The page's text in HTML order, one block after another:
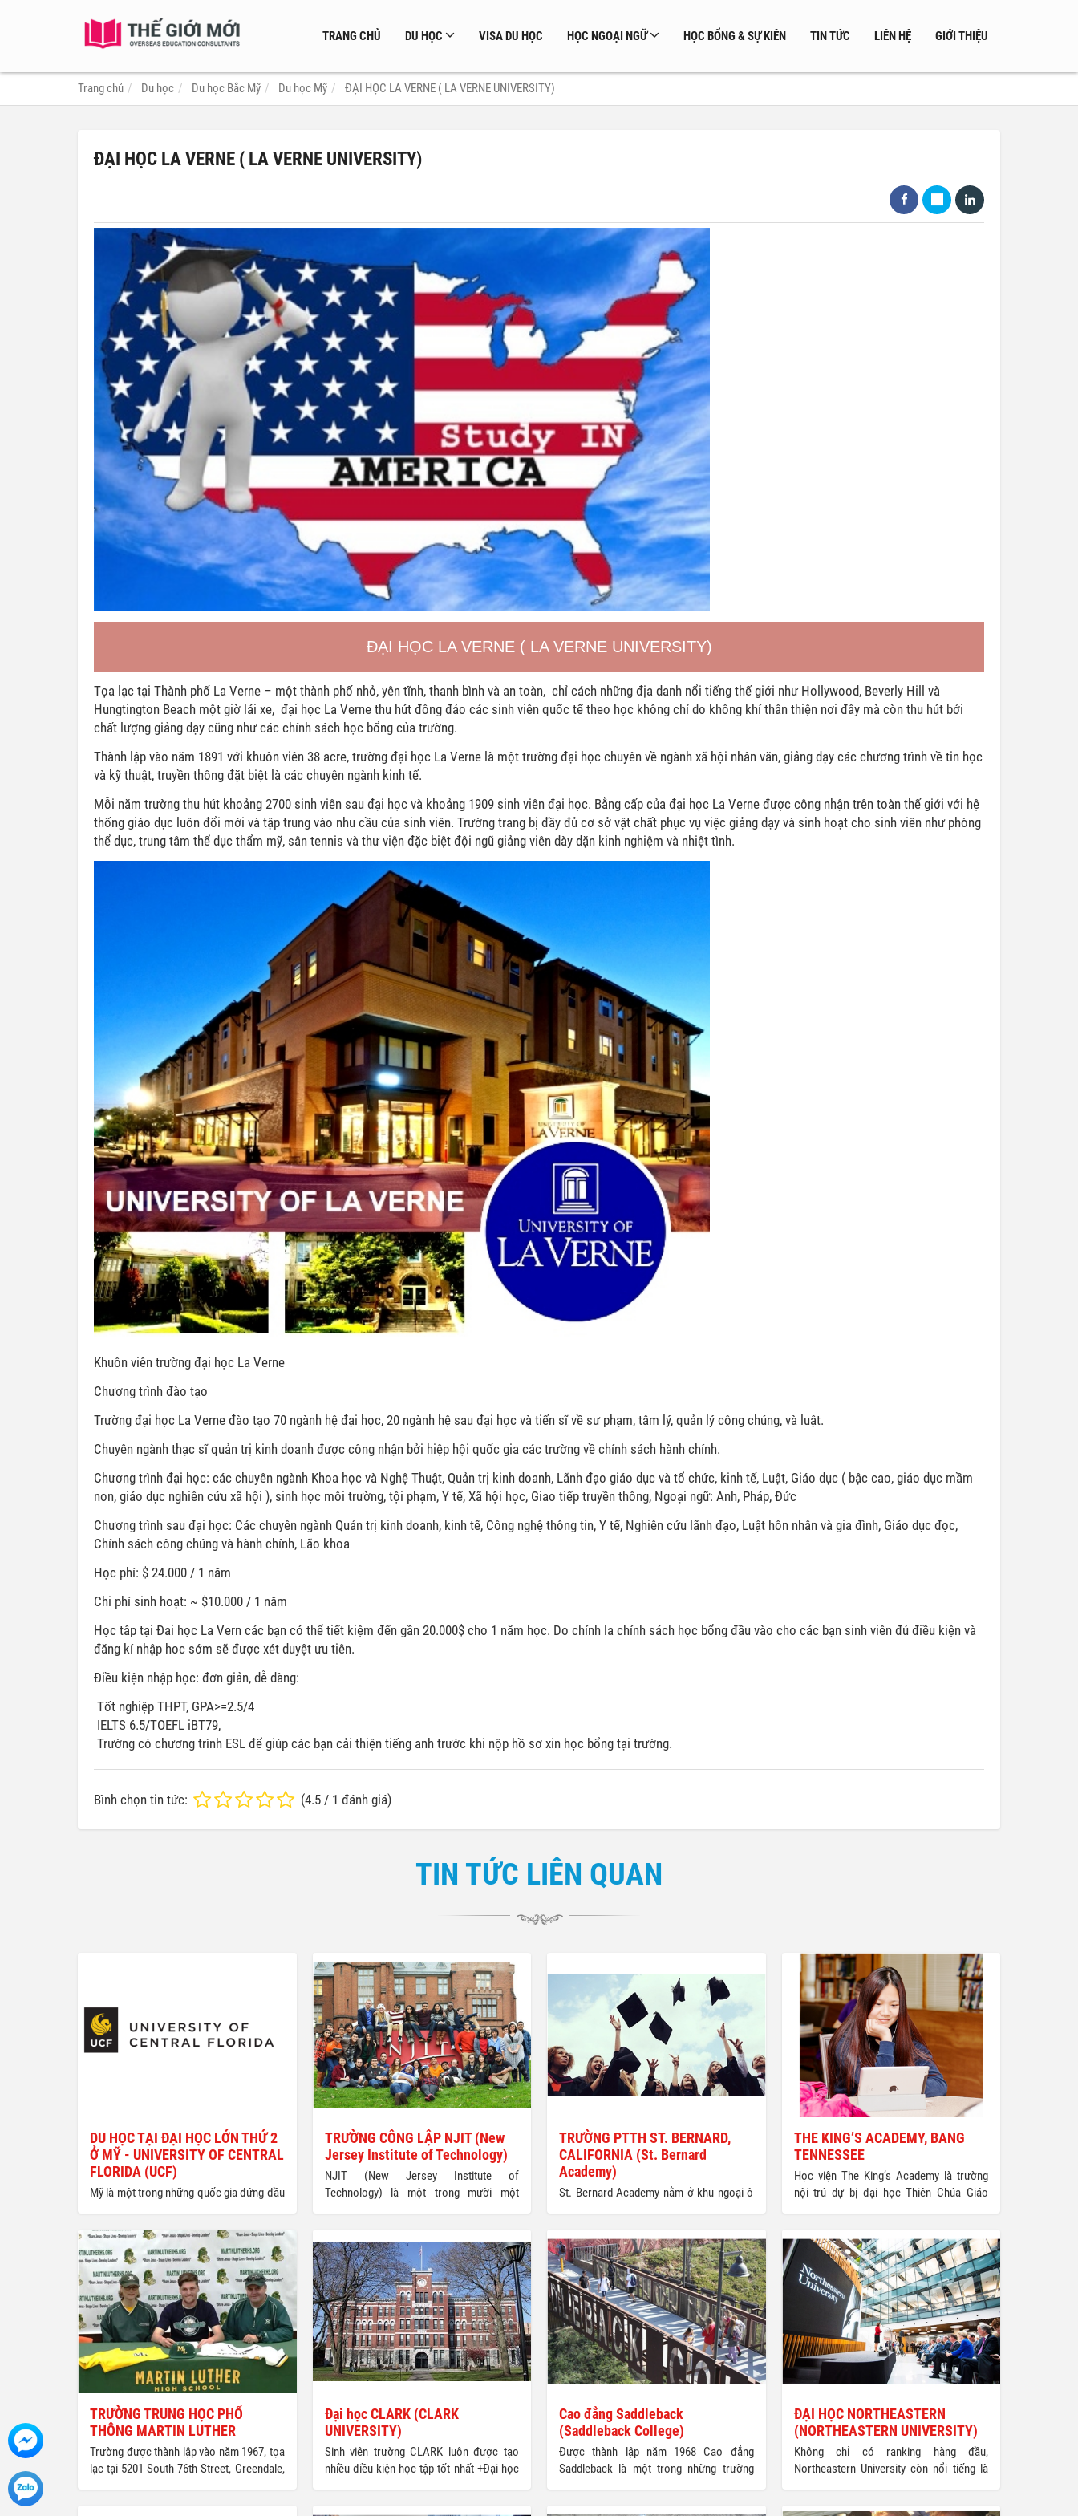
TRANG CHỦ DU HỌC VISA DU HỌC HỌC NGOẠI NGỮ HỌC BỔNG & SỰ KIÊN TIN TỨC LIÊN HỆ GIỚI THIỆU
Trang chủ Du học Du học Bắc Mỹ Du học Mỹ ĐẠI HỌC LA VERNE ( LA VERNE UNIVERSITY)
ĐẠI HỌC LA VERNE ( LA VERNE UNIVERSITY)
ĐẠI HỌC LA VERNE ( LA VERNE UNIVERSITY)
Tọa lạc tại Thành phố La Verne – một thành phố nhỏ, yên tĩnh, thanh bình và an toàn, chỉ cách những địa danh nổi tiếng thế giới như Hollywood, Beverly Hill và
Hungtington Beach một giờ lái xe, đại học La Verne thu hút đông đảo các sinh viên quốc tế theo học không chỉ do không khí thân thiện nơi đây mà còn thu hút bởi
chất lượng giảng dạy cũng như các chính sách học bổng của trường.
Thành lập vào năm 1891 với khuôn viên 38 acre, trường đại học La Verne là một trường đại học chuyên về ngành xã hội nhân văn, giảng dạy các chương trình về tin học
và kỹ thuật, truyền thông đặt biệt là các chuyên ngành kinh tế.
Mỗi năm trường thu hút khoảng 2700 sinh viên sau đại học và khoảng 1909 sinh viên đại học. Bằng cấp của đại học La Verne được công nhận trên toàn thế giới với hệ
thống giáo dục luôn đổi mới và tập trung vào nhu cầu của sinh viên. Trường trang bị đầy đủ cơ sở vật chất phục vụ việc giảng dạy và sinh hoạt cho sinh viên như phòng
thể dục, trung tâm thể dục thẩm mỹ, sân tennis và thư viện đặc biệt đội ngũ giảng viên dày dặn kinh nghiệm và nhiệt tình.
Khuôn viên trường đại học La Verne
Chương trình đào tạo
Trường đại học La Verne đào tạo 70 ngành hệ đại học, 20 ngành hệ sau đại học và tiến sĩ về sư phạm, tâm lý, quản lý công chúng, và luật.
Chuyên ngành thạc sĩ quản trị kinh doanh được công nhận bởi hiệp hội quốc gia các trường về chính sách hành chính.
Chương trình đại học: các chuyên ngành Khoa học và Nghệ Thuật, Quản trị kinh doanh, Lãnh đạo giáo dục và tổ chức, kinh tế, Luật, Giáo dục ( bậc cao, giáo dục mầm
non, giáo dục nghiên cứu xã hội ), sinh học môi trường, tội phạm, Y tế, Xã hội học, Giao tiếp truyền thông, Ngoại ngữ: Anh, Pháp, Đức
Chương trình sau đại học: Các chuyên ngành Quản trị kinh doanh, kinh tế, Công nghệ thông tin, Y tế, Nghiên cứu lãnh đạo, Luật hôn nhân và gia đình, Giáo dục đọc,
Chính sách công chúng và hành chính, Lão khoa
Học phí: $ 24.000 / 1 năm
Chi phí sinh hoạt: ~ $10.000 / 1 năm
Học tâp tại Đai học La Vern các bạn có thể tiết kiệm đến gần 20.000$ cho 1 năm học. Do chính la chính sách học bổng đầu vào cho các bạn sinh viên đủ điều kiện và
đăng kí nhập hoc sớm sẽ được xét duyệt ưu tiên.
Điều kiện nhập học: đơn giản, dễ dàng:
Tốt nghiệp THPT, GPA>=2.5/4
IELTS 6.5/TOEFL iBT79,
Trường có chương trình ESL để giúp các bạn cải thiện tiếng anh trước khi nộp hồ sơ xin học bổng tại trường.
Bình chọn tin tức: (4.5 / 1 đánh giá)
TIN TỨC LIÊN QUAN
DU HỌC TẠI ĐẠI HỌC LỚN THỨ 2
Ở MỸ - UNIVERSITY OF CENTRAL
FLORIDA (UCF)
Mỹ là một trong những quốc gia đứng đầu
học đến các học viện. Hôm nay, Thế Giới
Mới xin giới thiệu một trong những trường
đại học nhận được đánh giá rất cao ở Mỹ -
Trường đại học Central Florida.
TRƯỜNG CÔNG LẬP NJIT (New
Jersey Institute of Technology)
NJIT (New Jersey Institute of
Technology) là một trong mười một
nghiệp tại trường GIỚI THIỆU CHUNG VỀ
NJIT ► Là một trong những trường đại
học bách khoa hàng đầu quốc gia, đứng
thứ 135 trong bảng xếp hạng quốc gia của
US News và World Report. ► Đứng thứ 84
trong bảng xếp hạng trường có chương
trình đào tạo kỹ thuật bậc đại học tốt nhất
và đứng thứ 92 đối với bậc sau đại học
của US News and World Report
TRƯỜNG PTTH ST. BERNARD,
CALIFORNIA (St. Bernard
Academy)
St. Bernard Academy nằm ở khu ngoại ô
Humboldt, được bộ nông nghiệp Hoa Kỳ
đặt tên là “ Quận nông thôn đẹp nhất nước
Mỹ. Và theo hiệp hội lao phổi Hoa Kỳ,
Humboldt là một trong những quận có
chất lượng không khí tốt nhất nước Mỹ.
THE KING’S ACADEMY, BANG
TENNESSEE
Học viện The King’s Academy là trường
nội trú dự bị đại học Thiên Chúa Giáo
thành lập năm 1880, với hơn 130 năm kinh
nghiệm giảng dạy, trường đào tạo học
sinh từ lớp 7 đến lớp 12. Khuôn viên học
viên The King’s Academy nằm tại thành
phố Seymour, bang Tennessee, vùng
ngoại ô thành phố lớn nhất miền Đông
bang Tennesse, Knoxville. Seymour là
một cộng đồng dễ chịu và yên bình cách
12 dặm phía Nam Knowville, với quang
TRƯỜNG TRUNG HỌC PHỔ
THÔNG MARTIN LUTHER
Trường được thành lập vào năm 1967, tọa
lạc tại 5201 South 76th Street, Greendale,
Đại học CLARK (CLARK
UNIVERSITY)
Sinh viên trường CLARK luôn được tạo
nhiều điều kiện học tập tốt nhất +Đại học
Cao đẳng Saddleback
(Saddleback College)
Được thành lập năm 1968 Cao đẳng
Saddleback là một trong những trường
ĐẠI HỌC NORTHEASTERN
(NORTHEASTERN UNIVERSITY)
Không chỉ có ranking hàng đầu,
Northeastern University còn nổi tiếng là